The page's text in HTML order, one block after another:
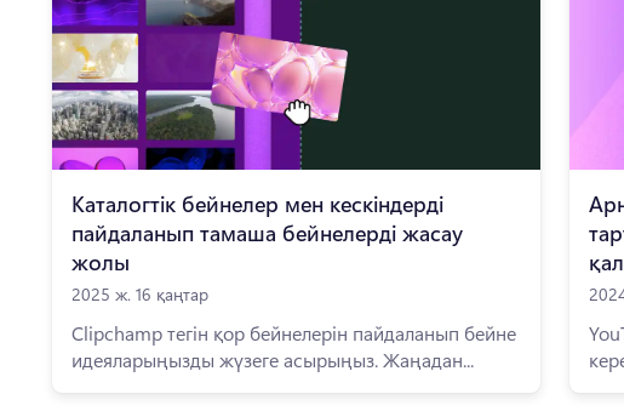
Каталогтік бейнелер мен кескіндерді
пайдаланып тамаша бейнелерді жасау
жолы
2025 ж. 16 қаңтар
Clipchamp тегін қор бейнелерін пайдаланып бейне
идеяларыңызды жүзеге асырыңыз. Жаңадан...